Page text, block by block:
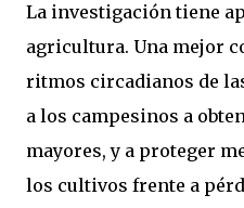
La investigación tiene
agricultura. Una mejor
ritmos circadianos de
a los campesinos a
mayores, y a proteger
los cultivos frente a